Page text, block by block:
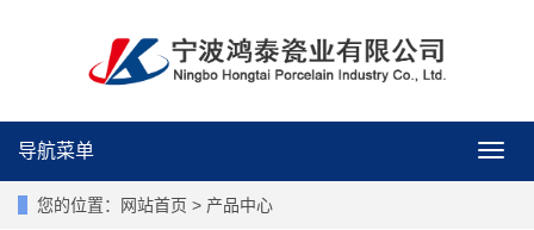
导
航
导航菜单
您的位置： 网站首页 > 产品中心